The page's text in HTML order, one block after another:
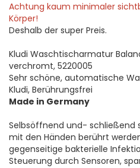
Achtung kaum minimaler
Körper!
Deshalb der super Preis.
Kludi Waschtischarmatur
verchromt, 5220005
Sehr schöne, automatische
Kludi, Berührungsfrei
Made in Germany
Selbsöffnend und- schließend
mit den Händen berührt
gegenseitige bakterielle
Steuerung durch Sensoren,